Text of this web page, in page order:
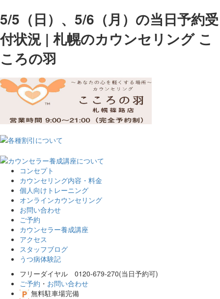
5/5（日）、5/6（月）の当日予約受
付状況 | 札幌のカウンセリング こ
ころの羽
コンセプト
カウンセリング内容・料金
個人向けトレーニング
オンラインカウンセリング
お問い合わせ
ご予約
カウンセラー養成講座
アクセス
スタッフブログ
うつ病体験記
フリーダイヤル 0120-679-270(当日予約可)
ご予約 ・ お問い合わせ
無料駐車場完備